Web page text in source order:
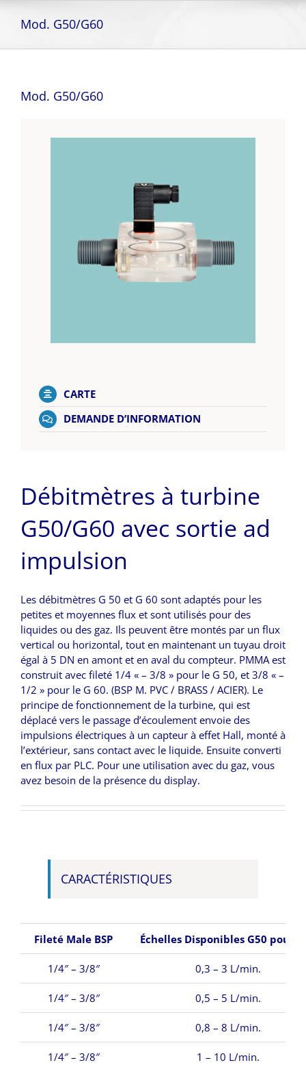
Mod. G50/G60
Mod. G50/G60
CARTE
DEMANDE D’INFORMATION
Débitmètres à turbine
G50/G60 avec sortie ad
impulsion
Les débitmètres G 50 et G 60 sont adaptés pour les
petites et moyennes flux et sont utilisés pour des
liquides ou des gaz. Ils peuvent être montés par un flux
vertical ou horizontal, tout en maintenant un tuyau droit
égal à 5 DN en amont et en aval du compteur. PMMA est
construit avec fileté 1/4 « – 3/8 » pour le G 50, et 3/8 « –
1/2 » pour le G 60. (BSP M. PVC / BRASS / ACIER). Le
principe de fonctionnement de la turbine, qui est
déplacé vers le passage d’écoulement envoie des
impulsions électriques à un capteur à effet Hall, monté à
l’extérieur, sans contact avec le liquide. Ensuite converti
en flux par PLC. Pour une utilisation avec du gaz, vous
avez besoin de la présence du display.
CARACTÉRISTIQUES
Fileté Male BSP Échelles Disponibles G50 pour
1/4″ – 3/8″ 0,3 – 3 L/min.
1/4″ – 3/8″ 0,5 – 5 L/min.
1/4″ – 3/8″ 0,8 – 8 L/min.
1/4″ – 3/8″ 1 – 10 L/min.